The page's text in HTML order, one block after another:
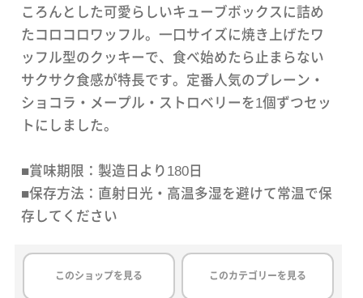
ころんとした可愛らしいキューブボックスに詰め
たコロコロワッフル。一口サイズに焼き上げたワ
ッフル型のクッキーで、食べ始めたら止まらない
サクサク食感が特長です。定番人気のプレーン・
ショコラ・メープル・ストロベリーを1個ずつセッ
トにしました。
■賞味期限：製造日より180日
■保存方法：直射日光・高温多湿を避けて常温で保
存してください
このショップを見る このカテゴリーを見る